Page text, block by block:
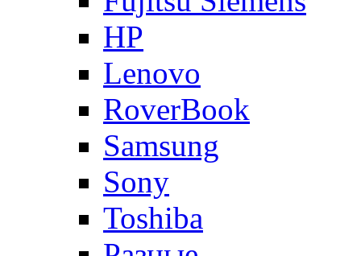
HP
Lenovo
RoverBook
Samsung
Sony
Toshiba